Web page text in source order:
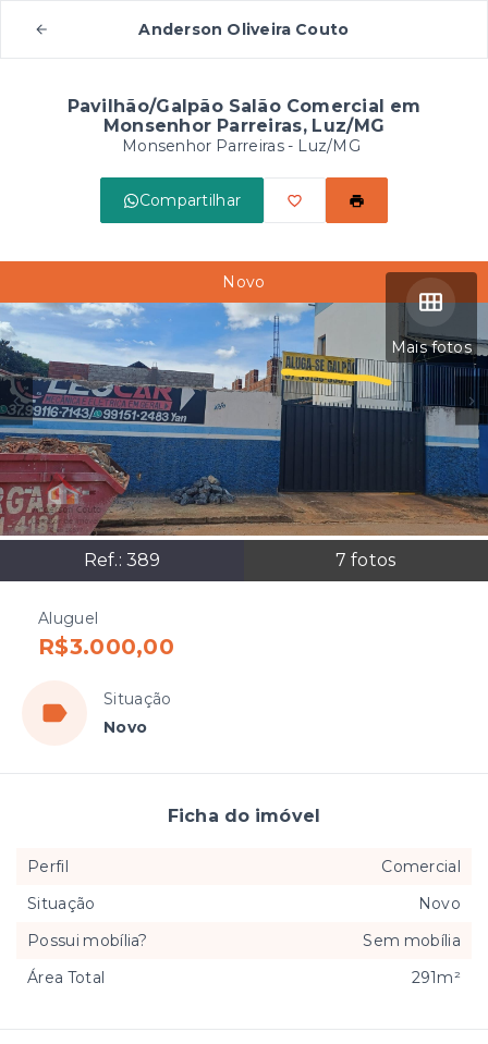
Anderson Oliveira Couto
Pavilhão/Galpão Salão Comercial em
Monsenhor Parreiras, Luz/MG
Monsenhor Parreiras - Luz/MG
Compartilhar
Mais fotos
Ref.: 389 7 fotos
Novo
Aluguel
R$3.000,00
Situação
Novo
Ficha do imóvel
Perfil
Comercial
Situação
Novo
Possui mobília?
Sem mobília
Área Total
291m²